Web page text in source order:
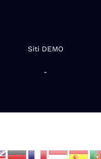
Siti DEMO
-